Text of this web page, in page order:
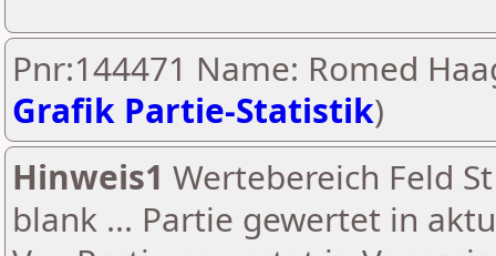
Pnr:144471 Name: Romed
Grafik Partie-Statistik)
Hinweis1 Wertebereich Feld
blank ... Partie gewertet in